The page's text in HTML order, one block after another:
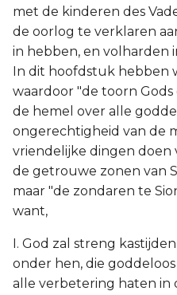
met de kinderen des
de oorlog te verklaren
in hebben, en volharden
In dit hoofdstuk hebben
waardoor "de toorn
de hemel over alle
ongerechtigheid van de
vriendelijke dingen doen
de getrouwe zonen van
maar "de zondaren te
want,
I. God zal streng
onder hen, die
alle verbetering haten in